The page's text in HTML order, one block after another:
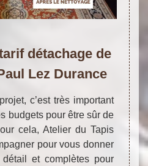
détachage de
Lez Durance
c’est très important
budgets pour être sûr de
cela, Atelier du Tapis
pour vous donner
et complètes pour